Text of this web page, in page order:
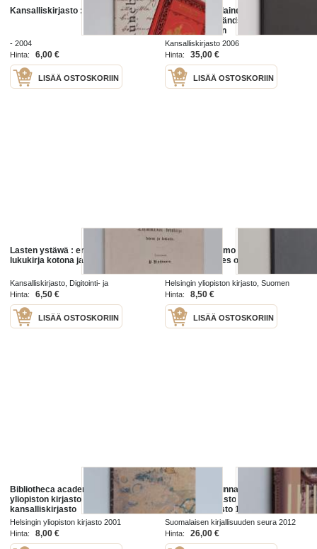
Kansalliskirjasto : J.L. Runeberg
- 2004
Hinta:
6,00 €
LISÄÄ OSTOSKORIIN
SHH! : Suomalainen underground =
SHH! : den finländska
undergrounden
Kansalliskirjasto 2006
Hinta:
35,00 €
LISÄÄ OSTOSKORIIN
Lasten ystäwä : ensimmäinen
lukukirja kotona ja koulussa
Kansalliskirjasto, Digitointi- ja
konservointikeskus 1999
Hinta: 6,50 €
LISÄÄ OSTOSKORIIN
Kirjoituksen lumo ; Con text The
metamorphoses of writing
Helsingin yliopiston kirjasto, Suomen
kansalliskirjasto 2003
Hinta: 8,50 €
LISÄÄ OSTOSKORIIN
Bibliotheca academica : Helsingin
yliopiston kirjasto - Suomen
kansalliskirjasto
Helsingin yliopiston kirjasto 2001
Hinta:
8,00 €
Tiedon valtakunnassa : Helsingin
yliopiston kirjasto -
Kansalliskirjasto 1640-2010
Suomalaisen kirjallisuuden seura 2012
Hinta:
26,00 €